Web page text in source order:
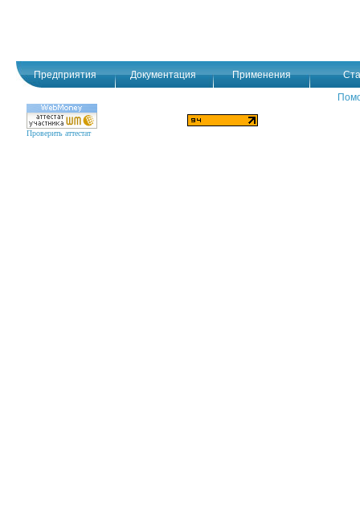
Предприятия Документация Применения
Проверить аттестат